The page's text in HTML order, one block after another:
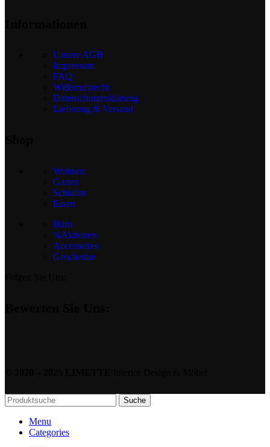
Unsere AGB
Impressum
FAQ
Widerrufsrecht
Datenschutzenklärung
Lieferung & Versand
Wohnen
Garten
Schlafen
Essen
Büro
%Aktionen
Accessoires
Geschenke
Suche
Menu
Categories